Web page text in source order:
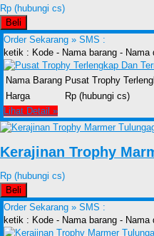
Rp (hubungi cs)
Beli
Order Sekarang » SMS :
ketik : Kode - Nama barang - Nama
Nama Barang Pusat Trophy
Harga
Rp (hubungi cs)
Lihat Detail »
Kerajinan Trophy
Rp (hubungi cs)
Beli
Order Sekarang » SMS :
ketik : Kode - Nama barang - Nama